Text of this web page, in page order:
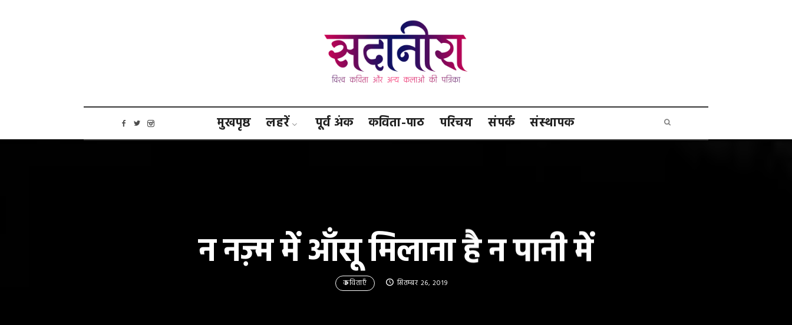
मुखपृष्ठ लहरें पूर्व अंक कविता-पाठ परिचय संपर्क संस्थापक
न नज़्म में आँसू मिलाना है न पानी में
कविताएँ सितम्बर 26, 2019